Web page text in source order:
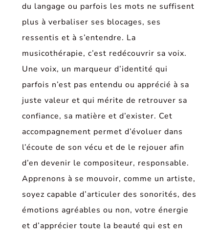
du langage ou parfois les mots ne suffisent
plus à verbaliser ses blocages, ses
ressentis et à s’entendre. La
musicothérapie, c’est redécouvrir sa voix.
Une voix, un marqueur d’identité qui
parfois n’est pas entendu ou apprécié à sa
juste valeur et qui mérite de retrouver sa
confiance, sa matière et d’exister. Cet
accompagnement permet d’évoluer dans
l’écoute de son vécu et de le rejouer afin
d’en devenir le compositeur, responsable.
Apprenons à se mouvoir, comme un artiste,
soyez capable d’articuler des sonorités, des
émotions agréables ou non, votre énergie
et d’apprécier toute la beauté qui est en